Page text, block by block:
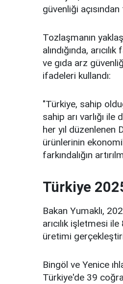
güvenliği
Tozlaşmanın
alındığında,
ve gıda arz
ifadeleri kullandı:
"Türkiye, sahip
sahip arı varlığı
her yıl düzenlenen
ürünlerinin
farkındalığın
Türkiye
Bakan Yumaklı,
arıcılık işletmesi
üretimi
Bingöl ve Yenice
Türkiye'de 39